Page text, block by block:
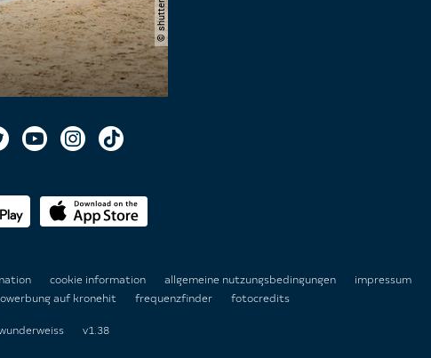
cookie information allgemeine nutzungsbedingungen
impressum
auf kronehit frequenzfinder fotocredits
v1.38